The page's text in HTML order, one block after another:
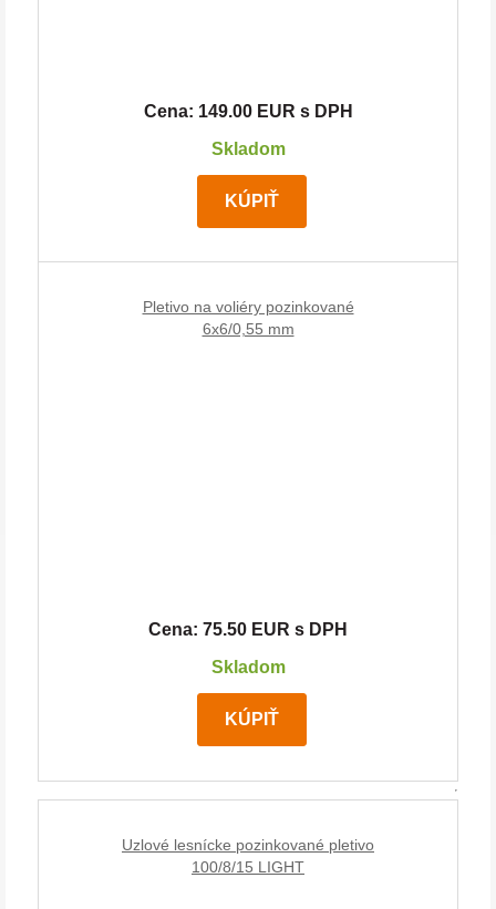
Cena: 149.00 EUR s DPH
Skladom
KÚPIŤ
Pletivo na voliéry pozinkované
6x6/0,55 mm
Cena: 75.50 EUR s DPH
Skladom
KÚPIŤ
Uzlové lesnícke pozinkované pletivo
100/8/15 LIGHT